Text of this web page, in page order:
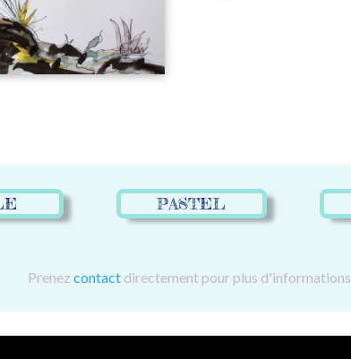
PASTEL
Prenez contactdirectement pour plus d'informations.